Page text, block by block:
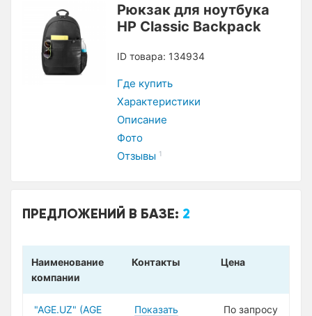
Рюкзак для ноутбука
HP Classic Backpack
ID товара: 134934
Где купить
Характеристики
Описание
Фото
Отзывы 1
ПРЕДЛОЖЕНИЙ В БАЗЕ: 2
Наименование
компании
Контакты Цена
"AGE.UZ" (AGE
Показать
По запросу